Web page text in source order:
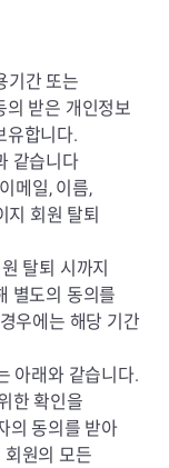
기간 또는
의 받은 개인정보
유합니다.
같습니다
메일, 이름,
지 회원 탈퇴
탈퇴 시까지
별도의 동의를
우에는 해당 기간
아래와 같습니다.
한 확인을
의 동의를 받아
회원의 모든